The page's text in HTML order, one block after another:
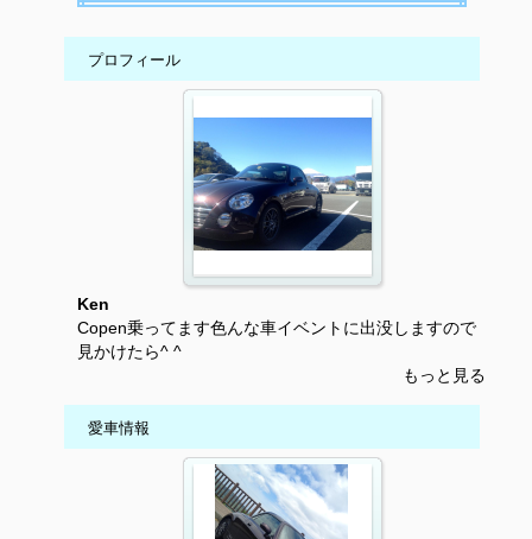
プロフィール
Ken
Copen乗ってます色んな車イベントに出没しますので
見かけたら^ ^
もっと見る
愛車情報